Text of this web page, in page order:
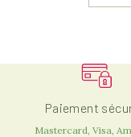
Paiement
Mastercard, Visa,